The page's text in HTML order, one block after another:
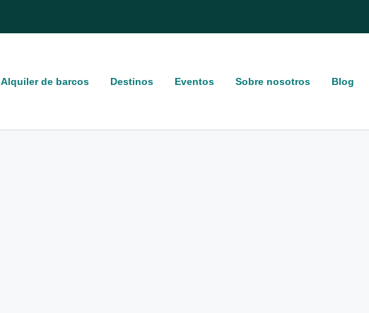
Alquiler de barcos Destinos Eventos Sobre nosotros Blog